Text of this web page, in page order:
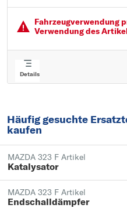
Länge [mm]: 310
Fahrzeugver­wendung
Verwendung des
Details
Häufig gesuchte
kaufen
MAZDA 323 F Artikel
Katalysator
MAZDA 323 F Artikel
Endschalldämpfer